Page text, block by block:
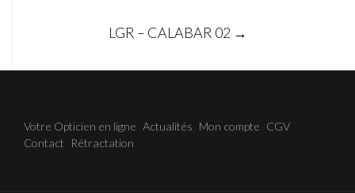
LGR – CALABAR 02 →
Votre Opticien en ligne Actualités Mon compte CGV
Contact
Rétractation